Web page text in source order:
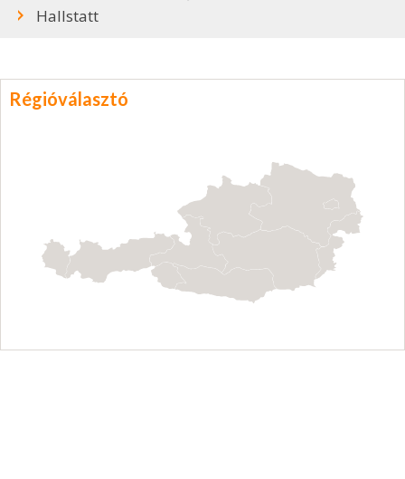
Hallstatt
Régióválasztó